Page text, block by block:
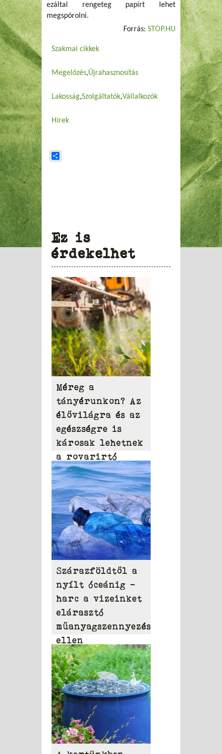
ezáltal rengeteg papírt lehet
megspórolni.
Forrás: STOP.HU
Szakmai cikkek
Megelőzés Újrahasznosítás
Lakosság Szolgáltatók Vállalkozók
Hírek
Ez is
érdekelhet
Méreg a
tányérunkon? Az
élővilágra és az
egészségre is
károsak lehetnek
a rovarirtó
szerek
Szárazföldtől a
nyílt óceánig –
harc a vizeinket
elárasztó
műanyagszennyezés
ellen